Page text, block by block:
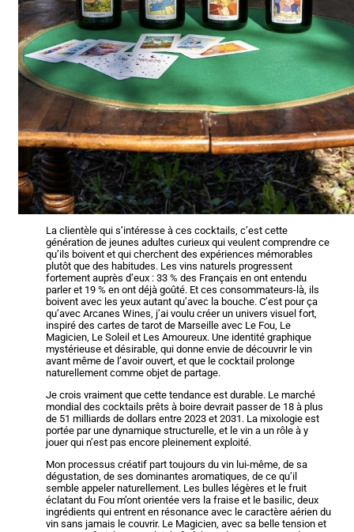
La clientèle qui s’intéresse à ces cocktails, c’est cette
génération de jeunes adultes curieux qui veulent comprendre ce
qu’ils boivent et qui cherchent des expériences mémorables
plutôt que des habitudes. Les vins naturels progressent
fortement auprès d’eux : 33 % des Français en ont entendu
parler et 19 % en ont déjà goûté. Et ces consommateurs-là, ils
boivent avec les yeux autant qu’avec la bouche. C’est pour ça
qu’avec Arcanes Wines, j’ai voulu créer un univers visuel fort,
inspiré des cartes de tarot de Marseille avec Le Fou, Le
Magicien, Le Soleil et Les Amoureux. Une identité graphique
mystérieuse et désirable, qui donne envie de découvrir le vin
avant même de l’avoir ouvert, et que le cocktail prolonge
naturellement comme objet de partage.
Je crois vraiment que cette tendance est durable. Le marché
mondial des cocktails prêts à boire devrait passer de 18 à plus
de 51 milliards de dollars entre 2023 et 2031. La mixologie est
portée par une dynamique structurelle, et le vin a un rôle à y
jouer qui n’est pas encore pleinement exploité.
Mon processus créatif part toujours du vin lui-même, de sa
dégustation, de ses dominantes aromatiques, de ce qu’il
semble appeler naturellement. Les bulles légères et le fruit
éclatant du Fou m’ont orientée vers la fraise et le basilic, deux
ingrédients qui entrent en résonance avec le caractère aérien du
vin sans jamais le couvrir. Le Magicien, avec sa belle tension et